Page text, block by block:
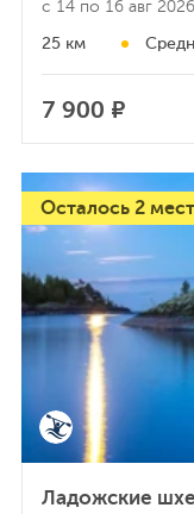
с 14 по 16 авг 2026
25 км
7 900 ₽
Осталось 2
Ладожские